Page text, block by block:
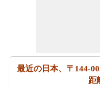
蒲田から日本、福島県白
旅のプランナーをお試し
最近の日本、〒144-
距